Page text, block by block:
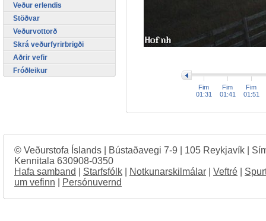
Fim
01:31
Fim
01:41
Fim
01:51
Veður erlendis
Stöðvar
Veðurvottorð
Skrá veðurfyrirbrigði
Aðrir vefir
Fróðleikur
© Veðurstofa Íslands | Bústaðavegi 7-9 | 105 Reykjavík |
Kennitala 630908-0350
Hafa samband
Starfsfólk Notkunarskilmálar Veftré
um vefinn
Persónuvernd